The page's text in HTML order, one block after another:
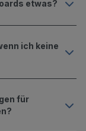
etwas?
ich keine
für